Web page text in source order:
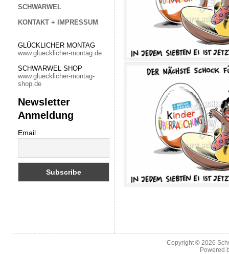
SCHWARWEL
KONTAKT + IMPRESSUM
GLÜCKLICHER MONTAG
www.gluecklicher-montag.de
SCHWARWEL SHOP
www.gluecklicher-montag-
shop.de
Newsletter
Anmeldung
Email
Copyright © 2026
Powered